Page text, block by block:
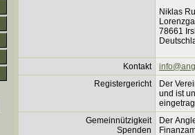
Niklas
78661
Kontakt
Registergericht
Der
und ist
Gemeinnützigkeit
Spenden
Der